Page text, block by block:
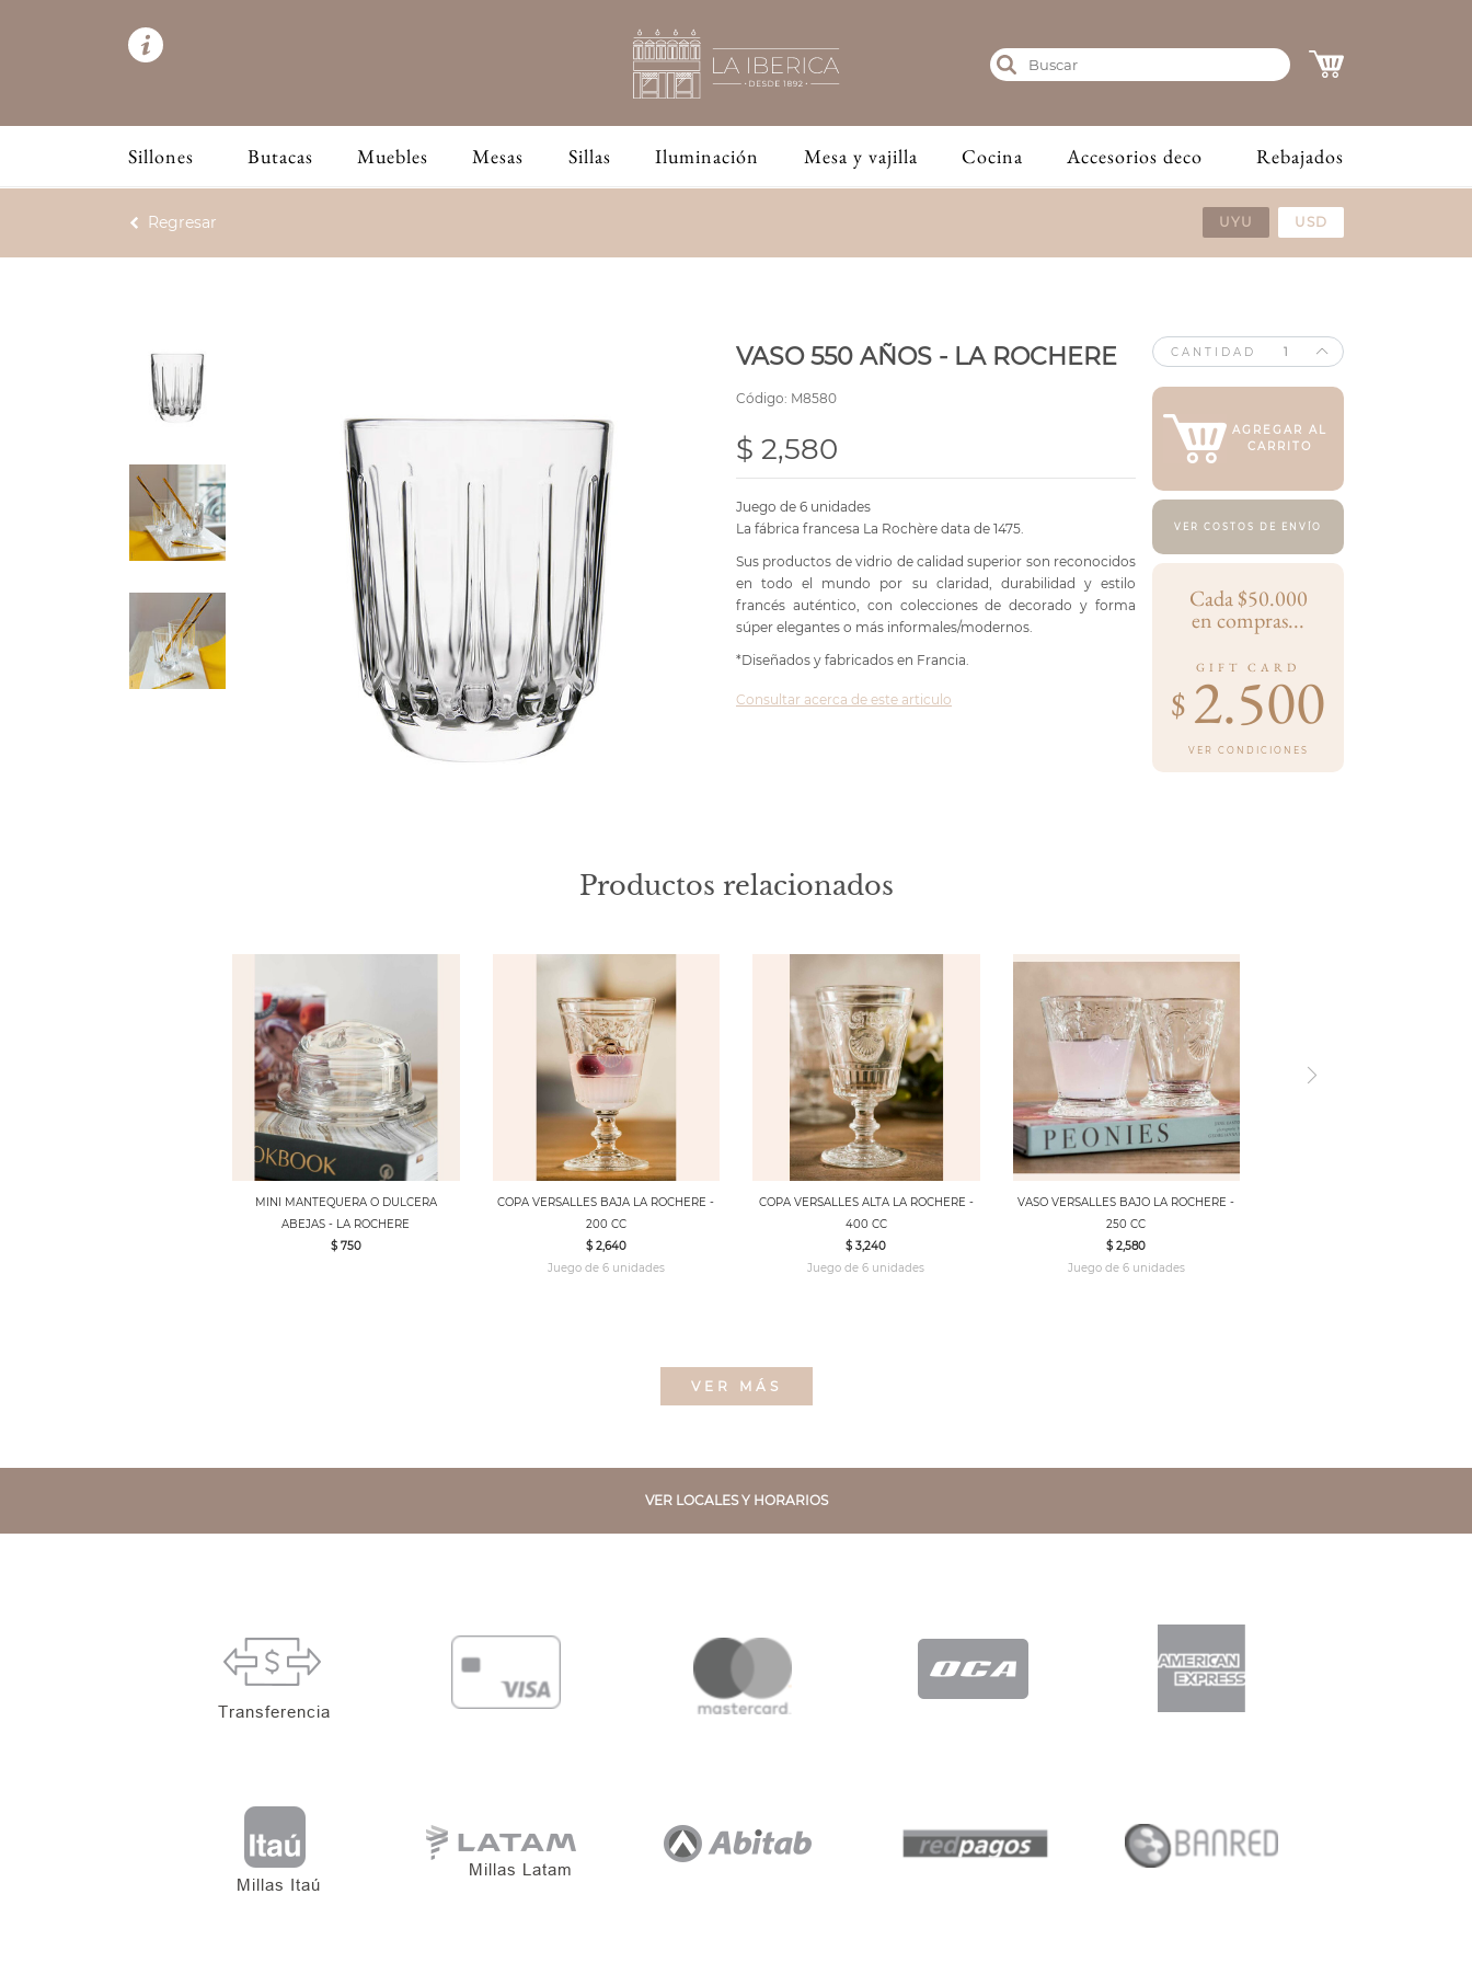
Sillones Butacas Muebles Mesas Sillas Iluminación Mesa y vajilla Cocina Accesorios deco Rebajados
Regresar UYU USD
VASO 550 AÑOS - LA ROCHERE
Código: M8580
$ 2,580
Juego de 6 unidades
La fábrica francesa La Rochère data de 1475.
Sus productos de vidrio de calidad superior son reconocidos
en todo el mundo por su claridad, durabilidad y estilo
francés auténtico, con colecciones de decorado y forma
súper elegantes o más informales/modernos.
*Diseñados y fabricados en Francia.
Consultar acerca de este articulo
CANTIDAD
AGREGAR AL
CARRITO
VER COSTOS DE ENVÍO
Cada $50.000
en compras...
GIFT CARD
$ 2.500
VER CONDICIONES
Productos relacionados
MINI MANTEQUERA O DULCERA
ABEJAS - LA ROCHERE
$ 750
COPA VERSALLES BAJA LA ROCHERE -
200 CC
$ 2,640
Juego de 6 unidades
COPA VERSALLES ALTA LA ROCHERE -
400 CC
$ 3,240
Juego de 6 unidades
VASO VERSALLES BAJO LA ROCHERE -
250 CC
$ 2,580
Juego de 6 unidades
VER MÁS
VER LOCALES Y HORARIOS